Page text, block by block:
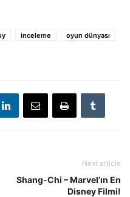
inceleme
oyun dünyası
Next article
Shang-Chi – Marvel’ın En
Disney Filmi!